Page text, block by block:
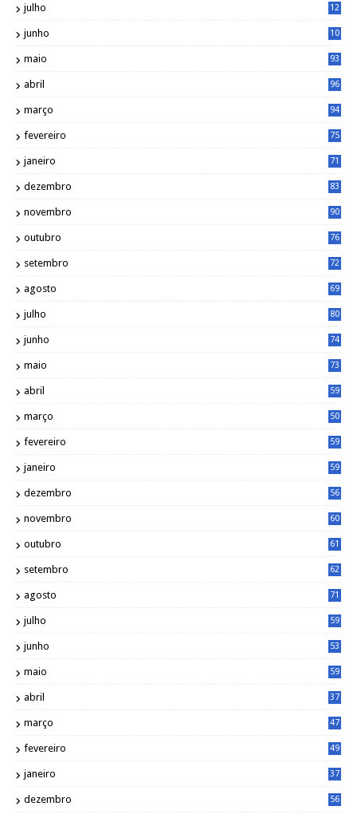
julho
12
junho
10
maio 93
abril 96
março 94
fevereiro 75
janeiro 71
dezembro 83
novembro 90
outubro 76
setembro 72
agosto 69
julho 80
junho 74
maio 73
abril 59
março 50
fevereiro 59
janeiro 59
dezembro 56
novembro 60
outubro 61
setembro 62
agosto 71
julho 59
junho 53
maio 59
abril 37
março 47
fevereiro 49
janeiro 37
dezembro 56